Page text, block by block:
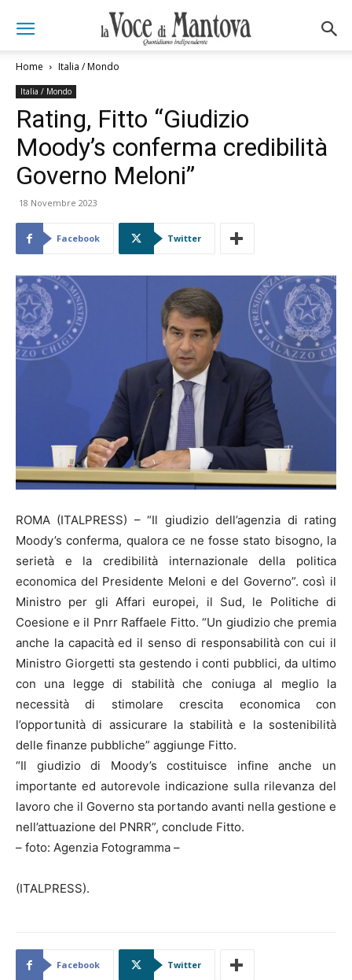
Home Italia / Mondo
Italia / Mondo
Rating, Fitto “Giudizio
Moody’s conferma credibilità
Governo Meloni”
18 Novembre 2023
Facebook Twitter
ROMA (ITALPRESS) – “Il giudizio dell’agenzia di rating
Moody’s conferma, qualora ce ne fosse stato bisogno, la
serietà e la credibilità internazionale della politica
economica del Presidente Meloni e del Governo”. così il
Ministro per gli Affari europei, il Sud, le Politiche di
Coesione e il Pnrr Raffaele Fitto. “Un giudizio che premia
anche la capacità ed il senso di responsabilità con cui il
Ministro Giorgetti sta gestendo i conti pubblici, da ultimo
con una legge di stabilità che coniuga al meglio la
necessità di stimolare crescita economica con
l’opportunità di assicurare la stabilità e la sostenibilità
delle finanze pubbliche” aggiunge Fitto.
“Il giudizio di Moody’s costituisce infine anche un
importante ed autorevole indicazione sulla rilevanza del
lavoro che il Governo sta portando avanti nella gestione e
nell’attuazione del PNRR”, conclude Fitto.
– foto: Agenzia Fotogramma –
(ITALPRESS).
Facebook Twitter